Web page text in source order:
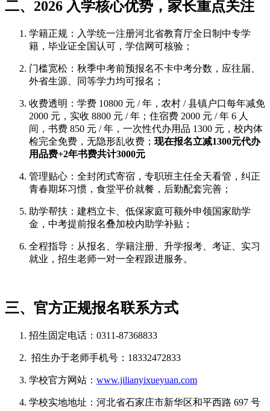
二、2026 入学核心优势，家长重点关注
学籍正规：入学统一注册河北省教育厅全日制中专学
籍，毕业证全国认可，学信网可核验；
门槛宽松：秋季中考前预报名不卡中考分数，应往届、
外省生源、同等学力均可报名；
收费透明：学费 10800 元 / 年，农村 / 县镇户口每年减免
2000 元，实收 8800 元 / 年；住宿费 2000 元 / 年 6 人
间，书费 850 元 / 年，一次性代办用品 1300 元，校内体
检完全免费，无隐形乱收费； 现在报名立减1300元代办
用品费+2年书费共计3000元
管理贴心：全封闭式寄宿，专职班主任全天看管，纠正
青春期坏习惯，食堂平价就餐，后勤配套完善；
助学帮扶：建档立卡、低保家庭可额外申领国家助学
金，中考提前报名叠加校内助学补贴；
全程指导：从报名、学籍注册、升学报考、考证、实习
就业，招生老师一对一全程跟进服务。
三、官方正规报名联系方式
招生固定电话：0311-87368833
招生办于老师手机号：18332472833
学校官方网站： www.jilianyixueyuan.com
学校实地地址：河北省石家庄市新华区和平西路 697 号